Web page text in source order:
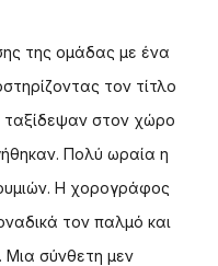
της ομάδας με ένα
τον τίτλο
στον χώρο
Πολύ ωραία η
Η χορογράφος
τον παλμό και
Μια σύνθετη μεν